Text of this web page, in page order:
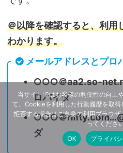
＠以降を確認すると、利用
わかります。
メールアドレスとプロ
○○○＠aa2.so-
ロバイダ
○○○＠
ダ
当サイトではお客様の利便性の向上
て、Cookieを利用した行動履歴を取
拒否する場合はご自身の利用ブラウ
ってください
OK
プライバ